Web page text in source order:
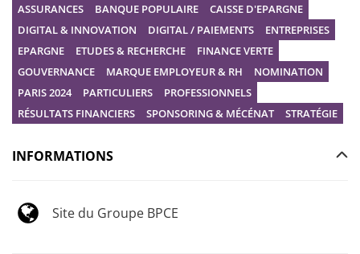
ASSURANCES BANQUE POPULAIRE
CAISSE D'EPARGNE
DIGITAL & INNOVATION
DIGITAL / PAIEMENTS
ENTREPRISES
EPARGNE
ETUDES & RECHERCHE
FINANCE VERTE
GOUVERNANCE
MARQUE EMPLOYEUR & RH
NOMINATION
PARIS 2024
PARTICULIERS
PROFESSIONNELS
RÉSULTATS FINANCIERS
SPONSORING & MÉCÉNAT STRATÉGIE
INFORMATIONS
Site du Groupe BPCE